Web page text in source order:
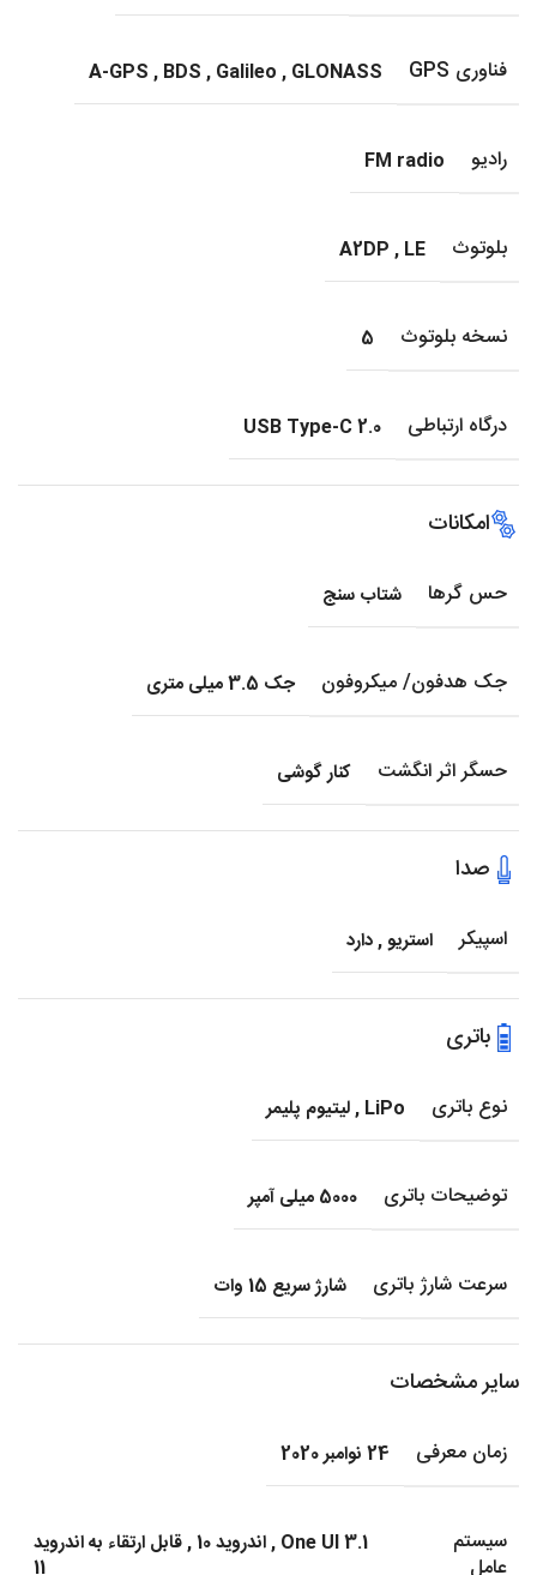
فناوری GPS A-GPS , BDS , Galileo , GLONASS
رادیو FM radio
بلوتوث A2DP , LE
نسخه بلوتوث 5
درگاه ارتباطی USB Type-C 2.0
امکانات
حس گرها شتاب سنج
جک هدفون/ میکروفون جک 3.5 میلی متری
حسگر اثر انگشت کنار گوشی
صدا
اسپیکر استریو,دارد
باتری
نوع باتری LiPo
,لیتیوم پلیمر
توضیحات باتری 5000 میلی آمپر
سرعت شارژ باتری شارژ سریع 15 وات
سایر مشخصات
زمان معرفی 24 نوامبر 2020
سیستم
عامل
One UI 3.1
,اندروید 10 ,قابل ارتقاء به اندروید
11